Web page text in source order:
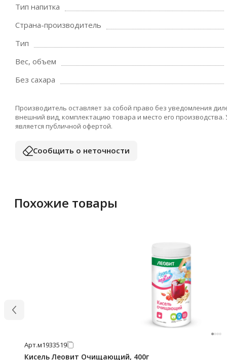
Тип напитка
Страна-производитель
Тип
Вес, объем
Без сахара
Производитель оставляет за собой право без уведомления
внешний вид, комплектацию товара и место его
является публичной офертой.
Сообщить о неточности
Похожие товары
Арт.м1933519
Кисель Леовит Очищающий, 400г